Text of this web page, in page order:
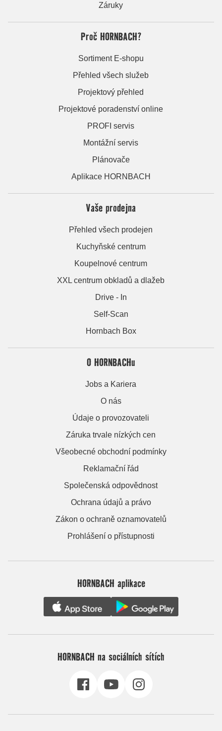
Záruky
Proč HORNBACH?
Sortiment E-shopu
Přehled všech služeb
Projektový přehled
Projektové poradenství online
PROFI servis
Montážní servis
Plánovače
Aplikace HORNBACH
Vaše prodejna
Přehled všech prodejen
Kuchyňské centrum
Koupelnové centrum
XXL centrum obkladů a dlažeb
Drive - In
Self-Scan
Hornbach Box
O HORNBACHu
Jobs a Kariera
O nás
Údaje o provozovateli
Záruka trvale nízkých cen
Všeobecné obchodní podmínky
Reklamační řád
Společenská odpovědnost
Ochrana údajů a právo
Zákon o ochraně oznamovatelů
Prohlášení o přístupnosti
HORNBACH aplikace
HORNBACH na sociálních sítích